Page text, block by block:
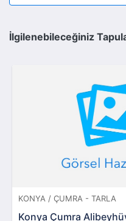
İlgilenebileceğiniz
KONYA / ÇUMRA - TARLA
Konya Çumra